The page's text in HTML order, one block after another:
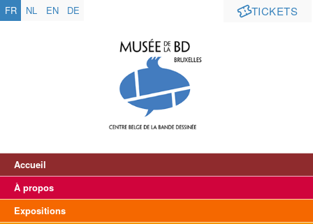
TICKETS
FR NL EN DE
Accueil
À propos
Expositions